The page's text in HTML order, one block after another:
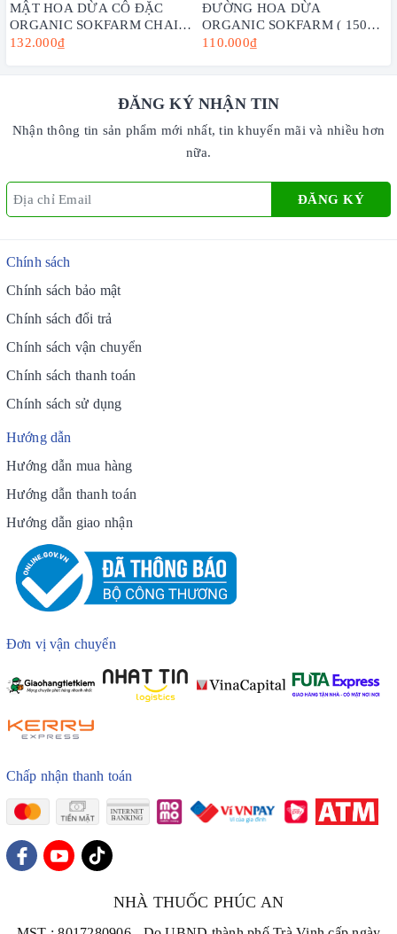
MẬT HOA DỪA CÔ ĐẶC
ORGANIC SOKFARM CHAI
250G
132.000₫
ĐƯỜNG HOA DỪA
ORGANIC SOKFARM ( 150G,
300G, 1KG) - VỊ NGỌT TỪ
110.000₫
ĐĂNG KÝ NHẬN TIN
Nhận thông tin sản phẩm mới nhất, tin khuyến mãi và nhiều hơn
nữa.
ĐĂNG KÝ
Chính sách
Chính sách bảo mật
Chính sách đổi trả
Chính sách vận chuyển
Chính sách thanh toán
Chính sách sử dụng
Hướng dẫn
Hướng dẫn mua hàng
Hướng dẫn thanh toán
Hướng dẫn giao nhận
Đơn vị vận chuyển
Chấp nhận thanh toán
NHÀ THUỐC PHÚC AN